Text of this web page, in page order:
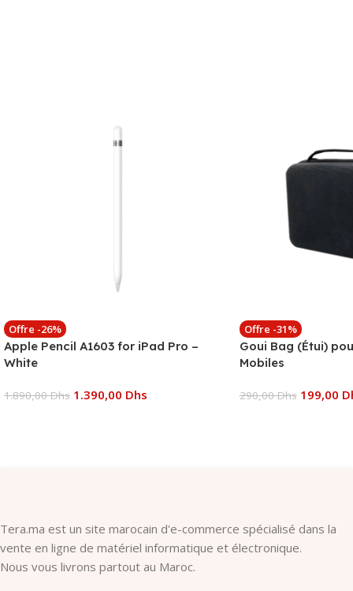
Offre -26%
Apple Pencil A1603 for iPad Pro –
White
1.890,00Dhs 1.390,00 Dhs
Offre -31%
Goui Bag (Étui)
Mobiles
290,00Dhs 199,00
Tera.ma est un site marocain d'e-commerce spécialisé dans la
vente en ligne de matériel informatique et électronique.
Nous vous livrons partout au Maroc.